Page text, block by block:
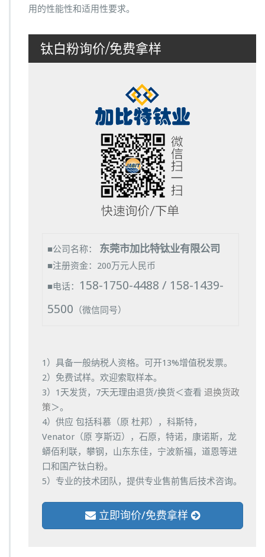
用的性能性和适用性要求。
钛白粉询价/免费拿样
■公司名称： 东莞市加比特钛业有限公司
■注册资金：200万元人民币
■电话：
158-1750-4488 / 158-1439-
5500 （微信同号）
1）具备一般纳税人资格。可开13%增值税发票。
2）免费试样。欢迎索取样本。
3）1天发货，7天无理由退货/换货＜查看 退换货政
策＞。
4）供应 包括科慕（原 杜邦），科斯特，
Venator（原 亨斯迈），石原，特诺，康诺斯，龙
蟒佰利联，攀钢，山东东佳，宁波新福，道恩等进
口和国产钛白粉。
5）专业的技术团队，提供专业售前售后技术咨询。
立即询价/免费拿样